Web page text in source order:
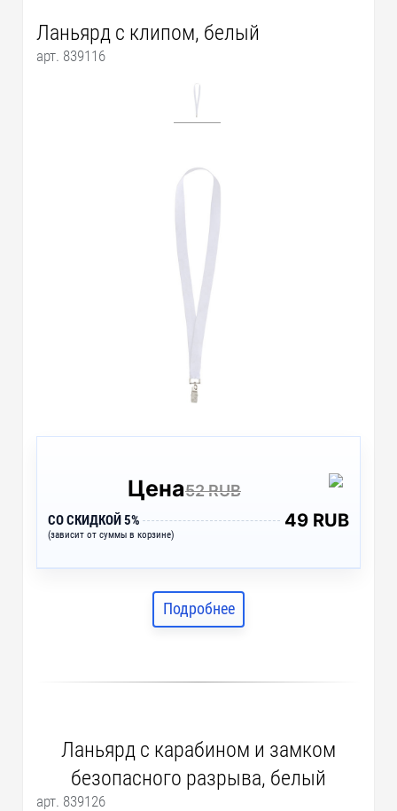
Ланьярд с клипом, белый
арт. 839116
Цена52 RUB
СО СКИДКОЙ 5%
(зависит от суммы в корзине)
49 RUB
Подробнее
Ланьярд с карабином и замком
безопасного разрыва, белый
арт. 839126